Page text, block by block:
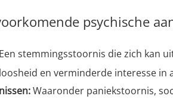
psychische
Een stemmingsstoornis die zich kan
en verminderde interesse in
Waaronder paniekstoornis,